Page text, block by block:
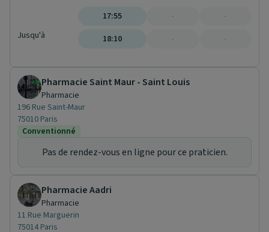
Jusqu'à
17:55
18:10
-
-
-
-
Pharmacie Saint Maur - Saint Louis
Pharmacie
196 Rue Saint-Maur
75010 Paris
Conventionné
Pas de rendez-vous en ligne pour ce praticien.
Pharmacie Aadri
Pharmacie
11 Rue Marguerin
75014 Paris